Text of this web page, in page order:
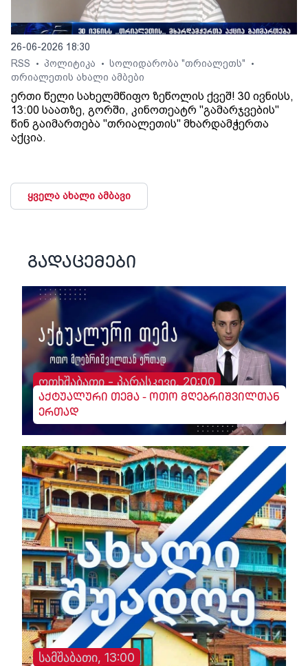
26-06-2026 18:30
RSS
• პოლიტიკა • სოლიდარობა "თრიალეთს" •
თრიალეთის ახალი ამბები
ერთი წელი სახელმწიფო ზეწოლის ქვეშ! 30 ივნისს,
13:00 საათზე, გორში, კინოთეატრ "გამარჯვების"
წინ გაიმართება "თრიალეთის" მხარდამჭერთა
აქცია.
ყველა ახალი ამბავი
გადაცემები
ოთხშაბათი - პარასკევი, 20:00
აქტუალური თემა - ოთო მღებრიშვილთან
ერთად
სამშაბათი, 13:00